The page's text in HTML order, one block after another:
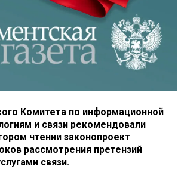
Комитета по информационной
и связи рекомендовали
чтении законопроект
рассмотрения претензий
связи.